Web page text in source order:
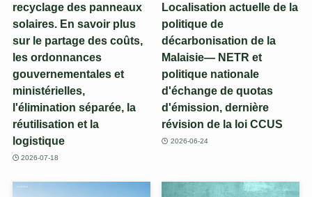
recyclage des panneaux
solaires. En savoir plus
sur le partage des coûts,
les ordonnances
gouvernementales et
ministérielles,
l'élimination séparée, la
réutilisation et la
logistique
2026-07-18
Localisation actuelle de la
politique de
décarbonisation de la
Malaisie— NETR et
politique nationale
d'échange de quotas
d'émission, dernière
révision de la loi CCUS
2026-06-24